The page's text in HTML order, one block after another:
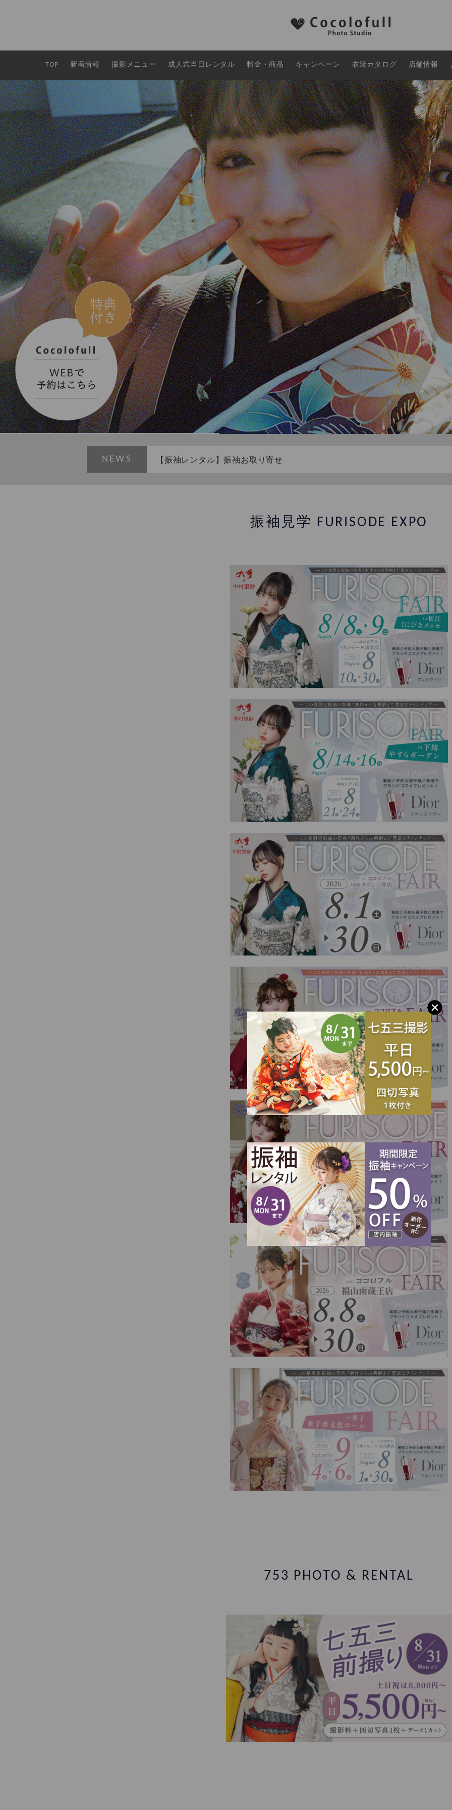
TOP 新着情報 撮影メニュー 成人式当日レンタル 料金・商品 キャンペーン 衣装カタログ 店舗情報
NEWS
ととせの祝い【2分の1 成人式】撮影キャンペーン
【振袖レンタル】大好評!! 安心保証パック 返却時クリーニング不要のほか【
【振袖レンタル】振袖お取り寄せ
振袖見学 FURISODE EXPO
753 PHOTO & RENTAL